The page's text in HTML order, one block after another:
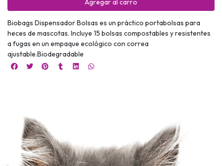
Agregar al carro
Biobags Dispensador Bolsas es un práctico portabolsas para
heces de mascotas. Incluye 15 bolsas compostables y resistentes
a fugas en un empaque ecológico con correa
ajustable.Biodegradable